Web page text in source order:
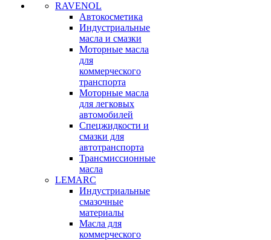
RAVENOL
Автокосметика
Индустриальные
масла и смазки
Моторные масла
для
коммерческого
транспорта
Моторные масла
для легковых
автомобилей
Спецжидкости и
смазки для
автотранспорта
Трансмиссионные
масла
LEMARC
Индустриальные
смазочные
материалы
Масла для
коммерческого